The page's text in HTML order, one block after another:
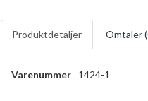
Produktdetaljer Omtaler (
Varenummer 1424-1